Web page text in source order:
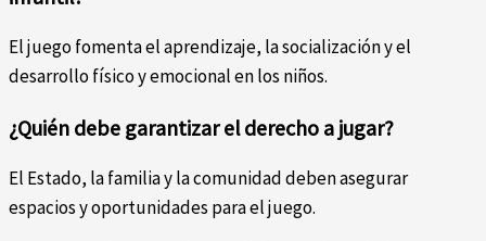
El juego fomenta el aprendizaje, la socialización y el
desarrollo físico y emocional en los niños.
¿Quién debe garantizar el derecho a jugar?
El Estado, la familia y la comunidad deben asegurar
espacios y oportunidades para el juego.